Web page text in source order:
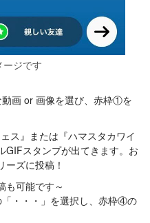
ージです
画 or 画像を選び、赤枠①を
ス』または『ハマスタカワイ
GIFスタンプが出てきます。お
ズに投稿！
も可能です～
・・・」を選択し、赤枠④の